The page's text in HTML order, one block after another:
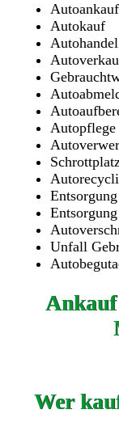
Autoankauf
Autokauf
Autohandel
Autopflege
Unfall
Wer